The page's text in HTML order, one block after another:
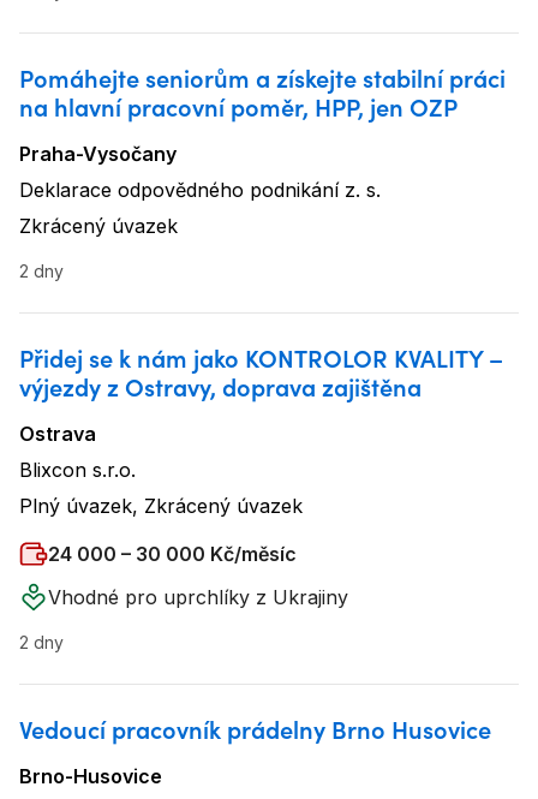
Pomáhejte seniorům a získejte stabilní práci
na hlavní pracovní poměr, HPP, jen OZP
Lokalita
Praha-Vysočany
Název firmy
Deklarace odpovědného podnikání z. s.
Typ úvazku :
Zkrácený úvazek
2 dny
Přidej se k nám jako KONTROLOR KVALITY –
výjezdy z Ostravy, doprava zajištěna
Lokalita:
Ostrava
Název firmy:
Blixcon s.r.o.
Typ úvazku:
Plný úvazek, Zkrácený úvazek
Plat:
24 000 – 30 000 Kč/měsíc
Vhodné pro uprchlíky z Ukrajiny
2 dny
Vedoucí pracovník prádelny Brno Husovice
Lokalita
Brno-Husovice